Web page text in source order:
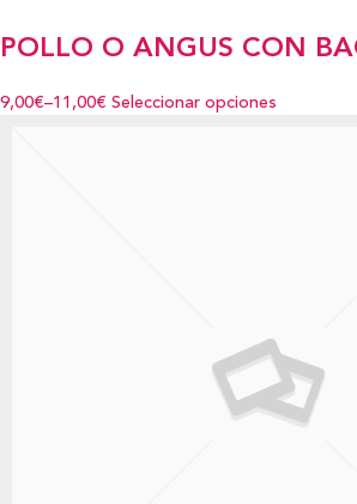
POLLO O ANGUS CON
9,00€–11,00€ Seleccionar opciones